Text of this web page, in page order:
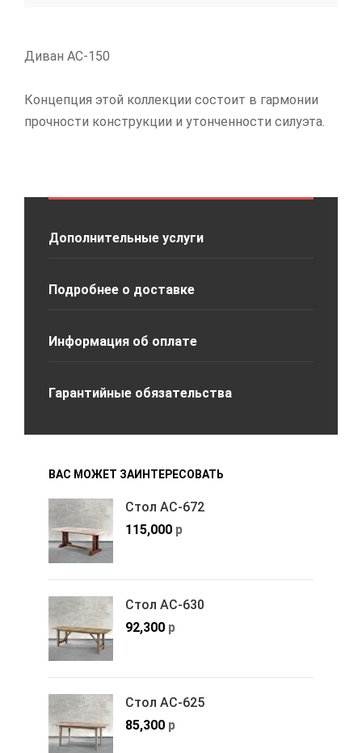
Диван АС-150
Концепция этой коллекции состоит в гармонии
прочности конструкции и утонченности силуэта.
Дополнительные услуги
Подробнее о доставке
Информация об оплате
Гарантийные обязательства
ВАС МОЖЕТ ЗАИНТЕРЕСОВАТЬ
Стол АС-672
115,000 р
Стол АС-630
92,300 р
Стол АС-625
85,300 р